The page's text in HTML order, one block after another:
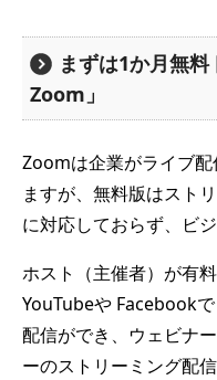
まずは1か月無
Zoom」
Zoomは企業がライブ配
ますが、無料版はスト
に対応しておらず、ビ
ホスト（主催者）が有
YouTubeや Facebook
配信ができ、ウェビナ
ーのストリーミング配